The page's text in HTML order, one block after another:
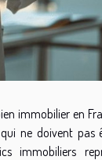
immobilier en
ne doivent pas
immobiliers